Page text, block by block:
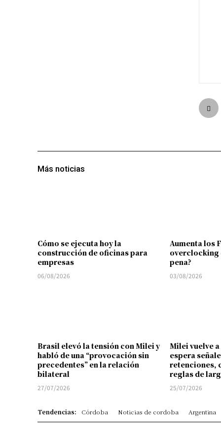
Más noticias
Cómo se ejecuta hoy la
construcción de oficinas para
empresas
06/08/2026
Aumenta los
overclocking
pena?
03/08/2026
Brasil elevó la tensión con Milei y
habló de una “provocación sin
precedentes” en la relación
bilateral
27/07/2026
Milei vuelve
espera
retenciones,
reglas de
25/07/2026
Tendencias: Córdoba Noticias de cordoba Argentina